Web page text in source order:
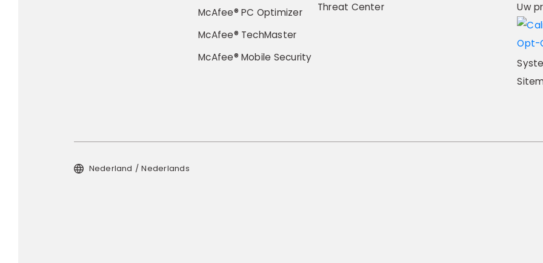
McAfee® PC Optimizer
McAfee® TechMaster
McAfee® Mobile Security
Threat Center
Uw
Nederland / Nederlands